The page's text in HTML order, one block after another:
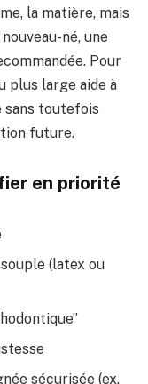
la matière, mais
né, une
Pour
plus large aide à
sans toutefois
future.
en priorité
(latex ou
sécurisée (ex.